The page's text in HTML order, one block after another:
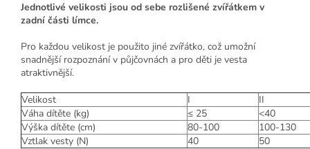
Jednotlivé velikosti jsou od sebe rozlišené zvířátkem v
zadní části límce.
Pro každou velikost je použito jiné zvířátko, což umožní
snadnější rozpoznání v půjčovnách a pro děti je vesta
atraktivnější.
Velikost I
II
Váha dítěte (kg)
≤ 25
<40
Výška dítěte (cm)
80-100
100-130
Vztlak vesty (N)
40 50